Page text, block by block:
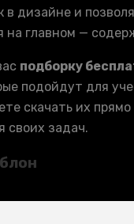
в дизайне и
на главном —
подборку
подойдут для
скачать их прямо
своих задач.